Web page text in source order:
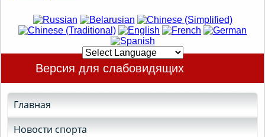
Версия для слабовидящих
Главная
Новости спорта